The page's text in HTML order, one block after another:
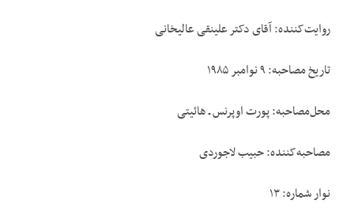
روایت‌کننده: آقای دکتر علینقی عالیخانی
تاریخ مصاحبه: ۹ نوامبر ۱۹۸۵
محل‌مصاحبه: پورت اوپرنس ـ هائیتی
مصاحبه‌کننده: حبیب لاجوردی
نوار شماره: ۱۳